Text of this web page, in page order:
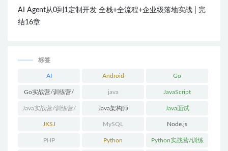
AI Agent从0到1定制开发 全栈+全流程+企业级落地实战 | 完
结16章
标签
AI Android Go
Go实战营/训练营/
体系课
java JavaScript
Java实战营/训练营/
体系课
Java架构师 Java面试
JKSJ MySQL Node.js
PHP Python Python实战营/训练